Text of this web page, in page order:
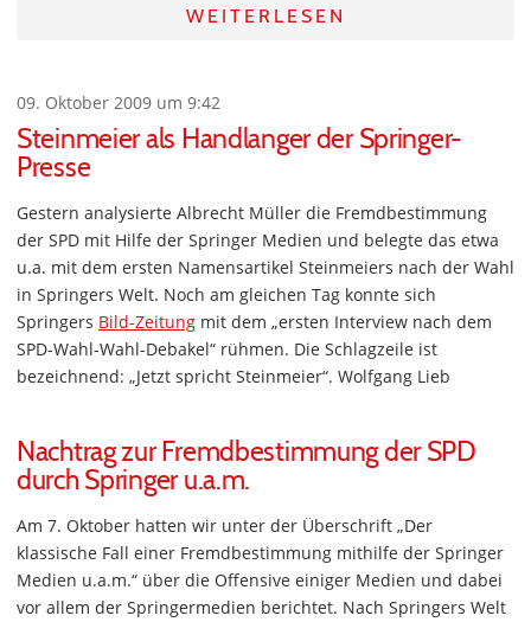
WEITERLESEN
09. Oktober 2009 um 9:42
Steinmeier als Handlanger der Springer-
Presse
Gestern analysierte Albrecht Müller die Fremdbestimmung
der SPD mit Hilfe der Springer Medien und belegte das etwa
u.a. mit dem ersten Namensartikel Steinmeiers nach der Wahl
in Springers Welt. Noch am gleichen Tag konnte sich
Springers Bild-Zeitung mit dem „ersten Interview nach dem
SPD-Wahl-Wahl-Debakel“ rühmen. Die Schlagzeile ist
bezeichnend: „Jetzt spricht Steinmeier“. Wolfgang Lieb
Nachtrag zur Fremdbestimmung der SPD
durch Springer u.a.m.
Am 7. Oktober hatten wir unter der Überschrift „Der
klassische Fall einer Fremdbestimmung mithilfe der Springer
Medien u.a.m.“ über die Offensive einiger Medien und dabei
vor allem der Springermedien berichtet. Nach Springers Welt